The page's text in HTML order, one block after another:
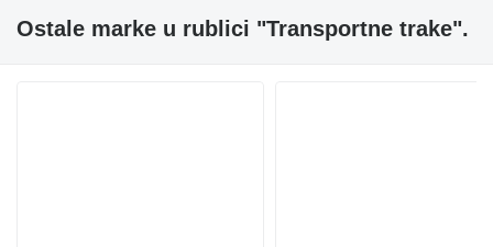
Ostale marke u rublici "Transportne trake".